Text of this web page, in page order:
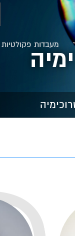
מעבדות פקולטיות